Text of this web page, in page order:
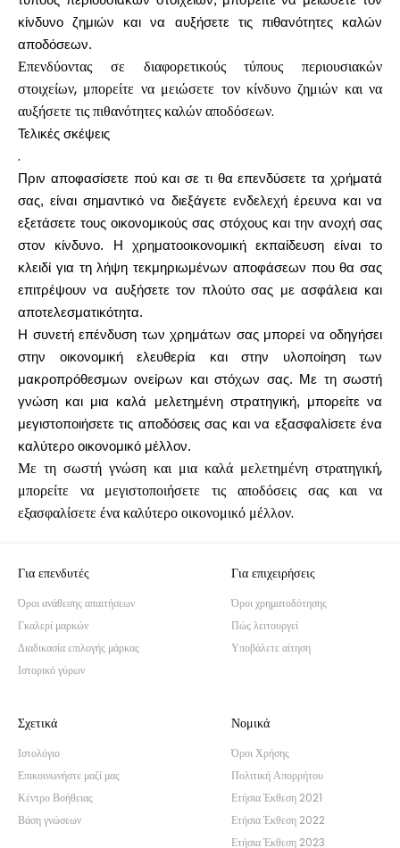
κίνδυνο ζημιών και να αυξήσετε τις πιθανότητες καλών
αποδόσεων.
Επενδύοντας σε διαφορετικούς τύπους περιουσιακών
στοιχείων, μπορείτε να μειώσετε τον κίνδυνο ζημιών και να
αυξήσετε τις πιθανότητες καλών αποδόσεων.
Τελικές σκέψεις
.
Πριν αποφασίσετε πού και σε τι θα επενδύσετε τα χρήματά
σας, είναι σημαντικό να διεξάγετε ενδελεχή έρευνα και να
εξετάσετε τους οικονομικούς σας στόχους και την ανοχή σας
στον κίνδυνο. Η χρηματοοικονομική εκπαίδευση είναι το
κλειδί για τη λήψη τεκμηριωμένων αποφάσεων που θα σας
επιτρέψουν να αυξήσετε τον πλούτο σας με ασφάλεια και
αποτελεσματικότητα.
Η συνετή επένδυση των χρημάτων σας μπορεί να οδηγήσει
στην οικονομική ελευθερία και στην υλοποίηση των
μακροπρόθεσμων ονείρων και στόχων σας. Με τη σωστή
γνώση και μια καλά μελετημένη στρατηγική, μπορείτε να
μεγιστοποιήσετε τις αποδόσεις σας και να εξασφαλίσετε ένα
καλύτερο οικονομικό μέλλον.
Με τη σωστή γνώση και μια καλά μελετημένη στρατηγική,
μπορείτε να μεγιστοποιήσετε τις αποδόσεις σας και να
εξασφαλίσετε ένα καλύτερο οικονομικό μέλλον.
Για επενδυτές
Όροι ανάθεσης απαιτήσεων
Γκαλερί μαρκών
Διαδικασία επιλογής μάρκας
Ιστορικό γύρων
Για επιχειρήσεις
Όροι χρηματοδότησης
Πώς λειτουργεί
Υποβάλετε αίτηση
Σχετικά
Ιστολόγιο
Επικοινωνήστε μαζί μας
Κέντρο Βοήθειας
Βάση γνώσεων
Νομικά
Όροι Χρήσης
Πολιτική Απορρήτου
Ετήσια Έκθεση 2021
Ετήσια Έκθεση 2022
Ετήσια Έκθεση 2023